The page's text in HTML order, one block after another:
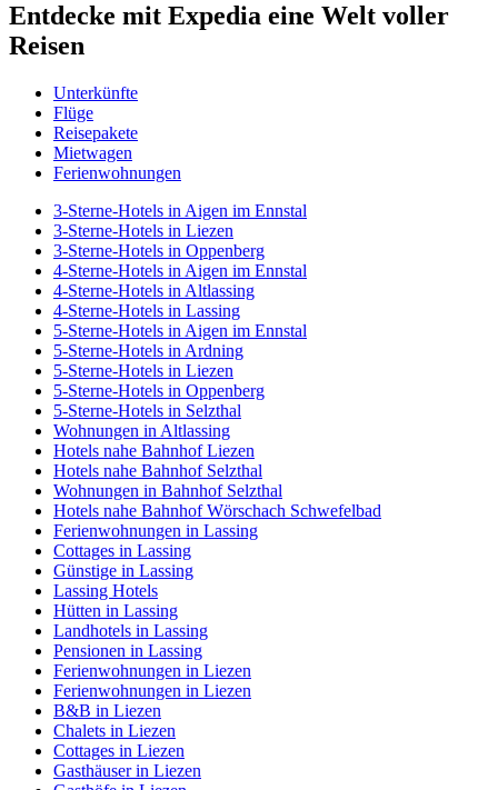
Entdecke mit Expedia eine Welt voller
Reisen
Unterkünfte
Flüge
Reisepakete
Mietwagen
Ferienwohnungen
3-Sterne-Hotels in Aigen im Ennstal
3-Sterne-Hotels in Liezen
3-Sterne-Hotels in Oppenberg
4-Sterne-Hotels in Aigen im Ennstal
4-Sterne-Hotels in Altlassing
4-Sterne-Hotels in Lassing
5-Sterne-Hotels in Aigen im Ennstal
5-Sterne-Hotels in Ardning
5-Sterne-Hotels in Liezen
5-Sterne-Hotels in Oppenberg
5-Sterne-Hotels in Selzthal
Wohnungen in Altlassing
Hotels nahe Bahnhof Liezen
Hotels nahe Bahnhof Selzthal
Wohnungen in Bahnhof Selzthal
Hotels nahe Bahnhof Wörschach Schwefelbad
Ferienwohnungen in Lassing
Cottages in Lassing
Günstige in Lassing
Lassing Hotels
Hütten in Lassing
Landhotels in Lassing
Pensionen in Lassing
Ferienwohnungen in Liezen
Ferienwohnungen in Liezen
B&B in Liezen
Chalets in Liezen
Cottages in Liezen
Gasthäuser in Liezen